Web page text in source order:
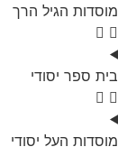
מוסדות הגיל הרך
בית ספר יסודי
מוסדות העל יסודי